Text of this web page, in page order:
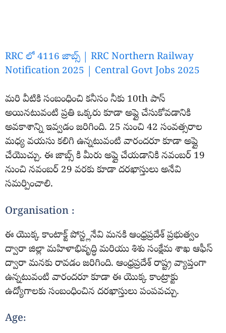
RRC లో 4116 జాబ్స్ | RRC Northern Railway
Notification 2025 | Central Govt Jobs 2025
మరి వీటికి సంబంధించి కనీసం నీకు 10th పాస్
అయినటువంటి ప్రతి ఒక్కరు కూడా అప్లై చేసుకోవడానికి
అవకాశాన్ని ఇవ్వడం జరిగింది. 25 నుంచి 42 సంవత్సరాల
మధ్య వయసు కలిగి ఉన్నటువంటి వారందరూ కూడా అప్లై
చేయొచ్చు. ఈ జాబ్స్ కి మీరు అప్లై చేయడానికి నవంబర్ 19
నుంచి నవంబర్ 29 వరకు కూడా దరఖాస్తులు అనేవి
సమర్పించాలి.
Organisation :
ఈ యొక్క కాంటాక్ట్ పోస్ట్లనేవి మనకి ఆంధ్రప్రదేశ్ ప్రభుత్వం
ద్వారా జిల్లా మహిళాభివృద్ధి మరియు శిశు సంక్షేమ శాఖ ఆఫీస్
ద్వారా మనకు రావడం జరిగింది. ఆంధ్రప్రదేశ్ రాష్ట్ర వ్యాప్తంగా
ఉన్నటువంటి వారందరూ కూడా ఈ యొక్క కాంట్రాక్టు
ఉద్యోగాలకు సంబంధించిన దరఖాస్తులు పంపవచ్చు.
Age: